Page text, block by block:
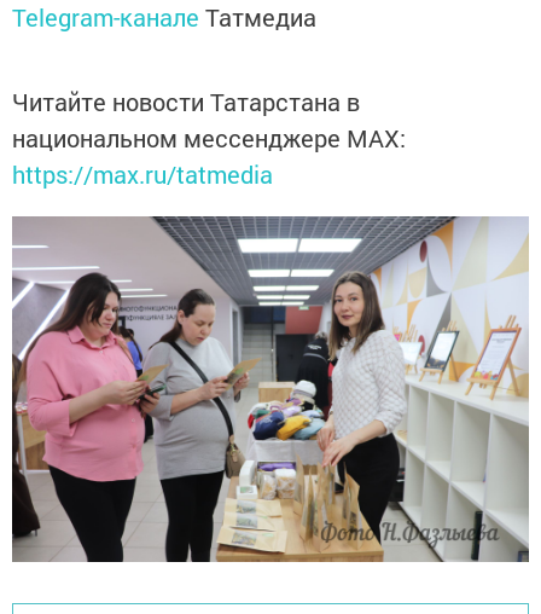
Telegram-канале Татмедиа
Читайте новости Татарстана в
национальном мессенджере MАХ:
https://max.ru/tatmedia